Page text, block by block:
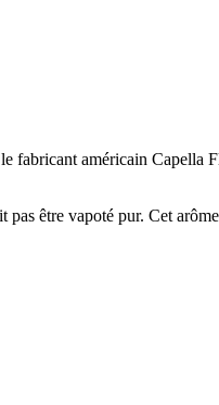
fabricant américain Capella
être vapoté pur. Cet